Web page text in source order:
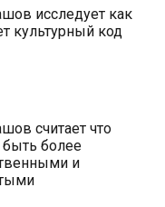
исследует как
культурный код
считает что
более
и